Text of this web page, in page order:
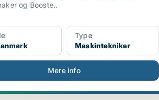
og Booste..
Type
Maskintekniker
Mere info